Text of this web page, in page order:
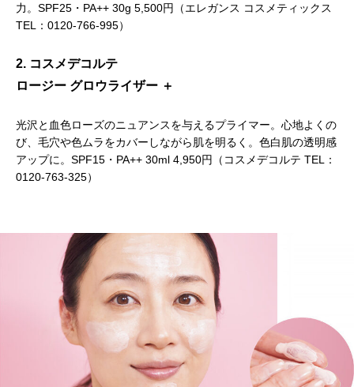
力。SPF25・PA++ 30g 5,500円（エレガンス コスメティックス
TEL：0120-766-995）
2. コスメデコルテ
ロージー グロウライザー ＋
光沢と血色ローズのニュアンスを与えるプライマー。心地よくの
び、毛穴や色ムラをカバーしながら肌を明るく。色白肌の透明感
アップに。SPF15・PA++ 30ml 4,950円（コスメデコルテ TEL：
0120-763-325）